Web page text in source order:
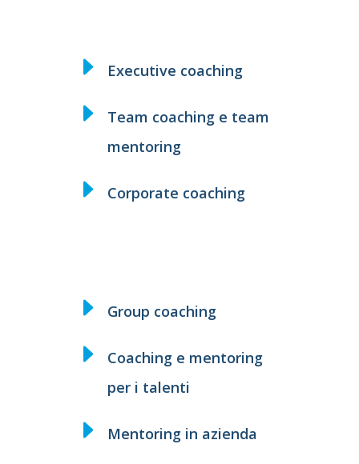
Executive coaching
Team coaching e team
mentoring
Corporate coaching
Group coaching
Coaching e mentoring
per i talenti
Mentoring in azienda